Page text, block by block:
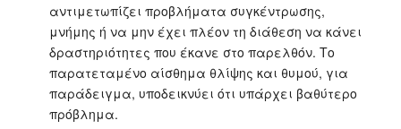
αντιμετωπίζει προβλήματα συγκέντρωσης,
μνήμης ή να μην έχει πλέον τη διάθεση να κάνει
δραστηριότητες που έκανε στο παρελθόν. Το
παρατεταμένο αίσθημα θλίψης και θυμού, για
παράδειγμα, υποδεικνύει ότι υπάρχει βαθύτερο
πρόβλημα.